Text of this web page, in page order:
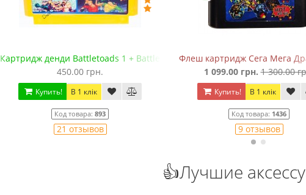
Картридж денди Battletoads 1 + Battletoads 2: Double Dragon
450.00 грн.
Купить! В 1 клік
Код товара: 893
21 отзывов
Флеш картридж Сега Мега
1 099.00 грн. 1 300.00
Купить! В 1 клік
Код товара: 1436
9 отзывов
👍Лучшие